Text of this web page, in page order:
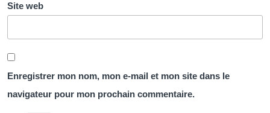
Site web
Enregistrer mon nom, mon e-mail et mon site dans le
navigateur pour mon prochain commentaire.